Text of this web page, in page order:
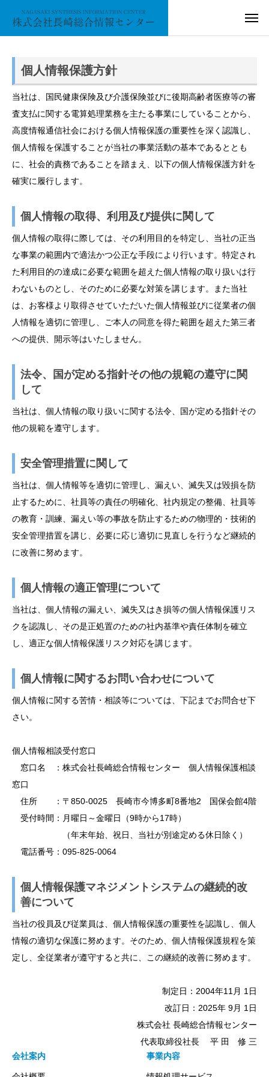
個人情報保護方針
当社は、国民健康保険及び介護保険並びに後期高齢者医療等の審
査支払に関する電算処理業務を主たる事業にしていることから、
高度情報通信社会における個人情報保護の重要性を深く認識し、
個人情報を保護することが当社の事業活動の基本であるととも
に、社会的責務であることを踏まえ、以下の個人情報保護方針を
確実に履行します。
個人情報の取得、利用及び提供に関して
個人情報の取得に際しては、その利用目的を特定し、当社の正当
な事業の範囲内で適法かつ公正な手段により行います。特定され
た利用目的の達成に必要な範囲を超えた個人情報の取り扱いは行
わないものとし、そのために必要な対策を講じます。また当社
は、お客様より取得させていただいた個人情報並びに従業者の個
人情報を適切に管理し、ご本人の同意を得た範囲を超えた第三者
への提供、開示等はいたしません。
法令、国が定める指針その他の規範の遵守に関
して
当社は、個人情報の取り扱いに関する法令、国が定める指針その
他の規範を遵守します。
安全管理措置に関して
当社は、個人情報等を適切に管理し、漏えい、滅失又は毀損を防
止するために、社員等の責任の明確化、社内規定の整備、社員等
の教育・訓練、漏えい等の事故を防止するための物理的・技術的
安全管理措置を講じ、必要に応じ適切に見直しを行うなど継続的
に改善に努めます。
個人情報の適正管理について
当社は、個人情報の漏えい、滅失又はき損等の個人情報保護リス
クを認識し、その是正処置のための社内基準や責任体制を確立
し、適正な個人情報保護リスク対応を講じます。
個人情報に関するお問い合わせについて
個人情報に関する苦情・相談等については、下記までお問合せ下
さい。
個人情報相談受付窓口
窓口名 ：株式会社長崎総合情報センター 個人情報保護相談
窓口
住所 ：〒850-0025 長崎市今博多町8番地2 国保会館4階
受付時間：月曜日～金曜日（9時から17時）
（年末年始、祝日、当社が別途定める休日除く）
電話番号：095-825-0064
個人情報保護マネジメントシステムの継続的改
善について
当社の役員及び従業員は、個人情報保護の重要性を認識し、個人
情報の適切な保護に努めます。そのため、個人情報保護規程を策
定し、全従業者が遵守すると共に、この継続的改善に努めます。
制定日：2004年11月 1日
改訂日：2025年 9月 1日
株式会社 長崎総合情報センター
代表取締役社長 平 田 修 三
会社案内
事業内容